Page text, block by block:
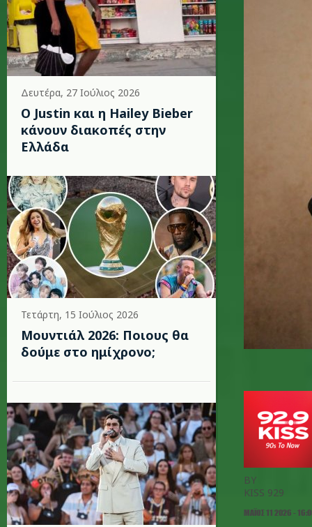
Δευτέρα, 27 Ιούλιος 2026
Ο Justin και η Hailey Bieber
κάνουν διακοπές στην
Ελλάδα
Τετάρτη, 15 Ιούλιος 2026
Μουντιάλ 2026: Ποιους θα
δούμε στο ημίχρονο;
BY
KISS 929
ΜΆΙΟΣ 11 2026 -